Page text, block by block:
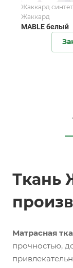
Жаккард
Жаккард
MABLE белый
Ткань
Матрасная
прочностью,